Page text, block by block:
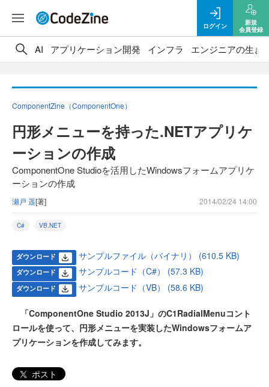
ログイン
新規
会員登録
AI アプリケーション開発 インフラ エンジニアの生き
ComponentZine（ComponentOne）
円形メニューを持った.NETアプリケ
ーションの作成
ComponentOne Studioを活用したWindowsフォームアプリケ
ーションの作成
瀬戸 遥[著] 2014/02/24 14:00
C# VB.NET
ダウンロード サンプルファイル（バイナリ） (610.5 KB)
ダウンロード サンプルコード（C#） (57.3 KB)
ダウンロード サンプルコード（VB） (58.6 KB)
「ComponentOne Studio 2013J」のC1RadialMenuコント
ロールを使って、円形メニューを実装したWindowsフォームア
プリケーションを作成してみます。
ポスト